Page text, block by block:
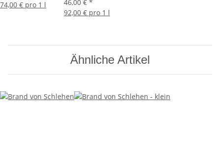
74,00 € pro 1 l 46,00 € *
92,00 € pro 1 l
Ähnliche Artikel